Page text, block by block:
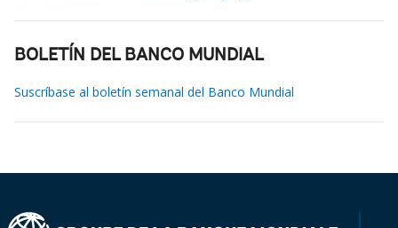
BOLETÍN DEL BANCO MUNDIAL
Suscríbase al boletín semanal del Banco Mundial